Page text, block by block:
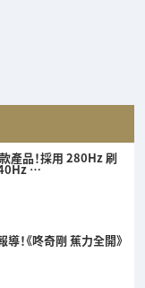
產品！採用 280Hz 刷
…
！《咚奇剛 蕉力全開》